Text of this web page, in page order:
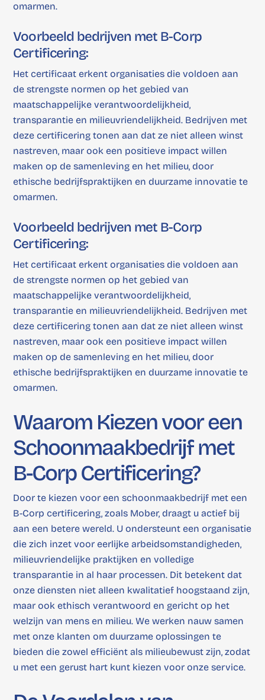
omarmen.
Voorbeeld bedrijven met B-Corp
Certificering:
Het certificaat erkent organisaties die voldoen aan
de strengste normen op het gebied van
maatschappelijke verantwoordelijkheid,
transparantie en milieuvriendelijkheid. Bedrijven met
deze certificering tonen aan dat ze niet alleen winst
nastreven, maar ook een positieve impact willen
maken op de samenleving en het milieu, door
ethische bedrijfspraktijken en duurzame innovatie te
omarmen.
Voorbeeld bedrijven met B-Corp
Certificering:
Het certificaat erkent organisaties die voldoen aan
de strengste normen op het gebied van
maatschappelijke verantwoordelijkheid,
transparantie en milieuvriendelijkheid. Bedrijven met
deze certificering tonen aan dat ze niet alleen winst
nastreven, maar ook een positieve impact willen
maken op de samenleving en het milieu, door
ethische bedrijfspraktijken en duurzame innovatie te
omarmen.
Waarom Kiezen voor een
Schoonmaakbedrijf met
B-Corp Certificering?
Door te kiezen voor een schoonmaakbedrijf met een
B-Corp certificering, zoals Mober, draagt u actief bij
aan een betere wereld. U ondersteunt een organisatie
die zich inzet voor eerlijke arbeidsomstandigheden,
milieuvriendelijke praktijken en volledige
transparantie in al haar processen. Dit betekent dat
onze diensten niet alleen kwalitatief hoogstaand zijn,
maar ook ethisch verantwoord en gericht op het
welzijn van mens en milieu. We werken nauw samen
met onze klanten om duurzame oplossingen te
bieden die zowel efficiënt als milieubewust zijn, zodat
u met een gerust hart kunt kiezen voor onze service.